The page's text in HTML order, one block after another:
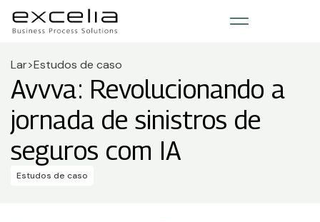
Lar>Estudos de caso
Avvva: Revolucionando a
jornada de sinistros de
seguros com IA
Estudos de caso